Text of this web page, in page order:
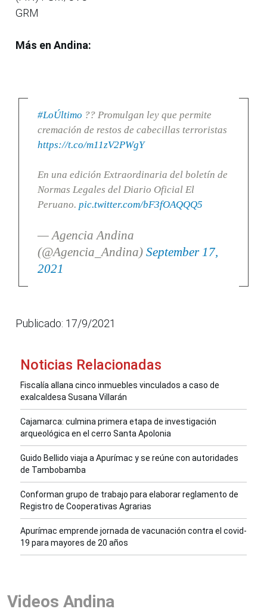
GRM
Más en Andina:
#LoÚltimo ?? Promulgan ley que permite
cremación de restos de cabecillas terroristas
https://t.co/m11zV2PWgY
En una edición Extraordinaria del boletín de
Normas Legales del Diario Oficial El
Peruano. pic.twitter.com/bF3fOAQQQ5
— Agencia Andina
(@Agencia_Andina) September 17,
2021
Publicado: 17/9/2021
Noticias Relacionadas
Fiscalía allana cinco inmuebles vinculados a caso de
exalcaldesa Susana Villarán
Cajamarca: culmina primera etapa de investigación
arqueológica en el cerro Santa Apolonia
Guido Bellido viaja a Apurímac y se reúne con autoridades
de Tambobamba
Conforman grupo de trabajo para elaborar reglamento de
Registro de Cooperativas Agrarias
Apurímac emprende jornada de vacunación contra el covid-
19 para mayores de 20 años
Videos Andina